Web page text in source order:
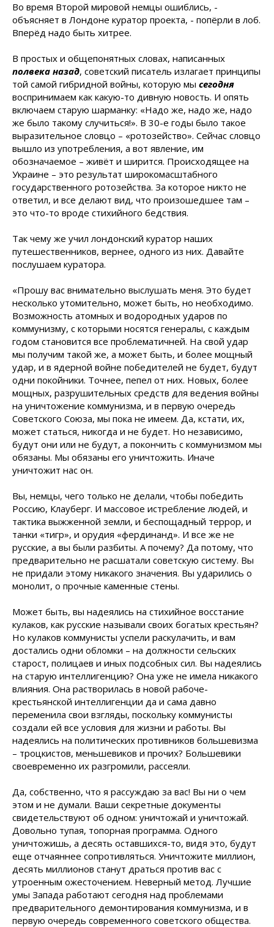
Во время Второй мировой немцы ошиблись, -
объясняет в Лондоне куратор проекта, - попёрли в лоб.
Вперёд надо быть хитрее.
В простых и общепонятных словах, написанных
полвека назад, советский писатель излагает принципы
той самой гибридной войны, которую мы сегодня
воспринимаем как какую-то дивную новость. И опять
включаем старую шарманку: «Надо же, надо же, надо
же было такому случиться!». В 30-е годы было такое
выразительное словцо – «ротозейство». Сейчас словцо
вышло из употребления, а вот явление, им
обозначаемое – живёт и ширится. Происходящее на
Украине – это результат широкомасштабного
государственного ротозейства. За которое никто не
ответил, и все делают вид, что произошедшее там –
это что-то вроде стихийного бедствия.
Так чему же учил лондонский куратор наших
путешественников, вернее, одного из них. Давайте
послушаем куратора.
«Прошу вас внимательно выслушать меня. Это будет
несколько утомительно, может быть, но необходимо.
Возможность атомных и водородных ударов по
коммунизму, с которыми носятся генералы, с каждым
годом становится все проблематичней. На свой удар
мы получим такой же, а может быть, и более мощный
удар, и в ядерной войне победителей не будет, будут
одни покойники. Точнее, пепел от них. Новых, более
мощных, разрушительных средств для ведения войны
на уничтожение коммунизма, и в первую очередь
Советского Союза, мы пока не имеем. Да, кстати, их,
может статься, никогда и не будет. Но независимо,
будут они или не будут, а покончить с коммунизмом мы
обязаны. Мы обязаны его уничтожить. Иначе
уничтожит нас он.
Вы, немцы, чего только не делали, чтобы победить
Россию, Клауберг. И массовое истребление людей, и
тактика выжженной земли, и беспощадный террор, и
танки «тигр», и орудия «фердинанд». И все же не
русские, а вы были разбиты. А почему? Да потому, что
предварительно не расшатали советскую систему. Вы
не придали этому никакого значения. Вы ударились о
монолит, о прочные каменные стены.
Может быть, вы надеялись на стихийное восстание
кулаков, как русские называли своих богатых крестьян?
Но кулаков коммунисты успели раскулачить, и вам
достались одни обломки – на должности сельских
старост, полицаев и иных подсобных сил. Вы надеялись
на старую интеллигенцию? Она уже не имела никакого
влияния. Она растворилась в новой рабоче-
крестьянской интеллигенции да и сама давно
переменила свои взгляды, поскольку коммунисты
создали ей все условия для жизни и работы. Вы
надеялись на политических противников большевизма
– троцкистов, меньшевиков и прочих? Большевики
своевременно их разгромили, рассеяли.
Да, собственно, что я рассуждаю за вас! Вы ни о чем
этом и не думали. Ваши секретные документы
свидетельствуют об одном: уничтожай и уничтожай.
Довольно тупая, топорная программа. Одного
уничтожишь, а десять оставшихся-то, видя это, будут
еще отчаяннее сопротивляться. Уничтожите миллион,
десять миллионов станут драться против вас с
утроенным ожесточением. Неверный метод. Лучшие
умы Запада работают сегодня над проблемами
предварительного демонтирования коммунизма, и в
первую очередь современного советского общества.